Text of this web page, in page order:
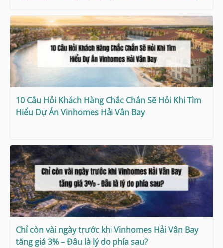
10 Câu Hỏi Khách Hàng Chắc Chắn Sẽ Hỏi Khi Tìm
Hiểu Dự Án Vinhomes Hải Vân Bay
Chỉ còn vài ngày trước khi Vinhomes Hải Vân Bay
tăng giá 3% – Đâu là lý do phía sau?